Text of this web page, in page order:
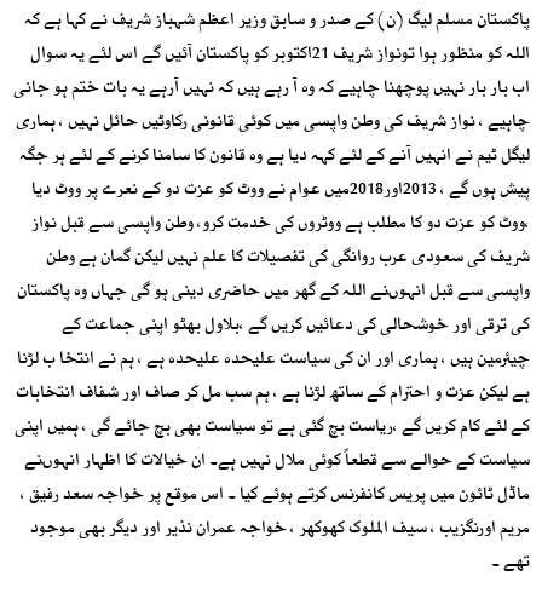
پاکستان مسلم لیگ (ن) کے صدر و سابق وزیر اعظم شہباز شریف نے کہا ہے کہ
اللہ کو منظور ہوا تونواز شریف 21اکتوبر کو پاکستان آئیں گے اس لئے یہ سوال
اب بار بار نہیں پوچھنا چاہیے کہ وہ آ رہے ہیں کہ نہیں آرہے یہ بات ختم ہو جانی
چاہیے ، نواز شریف کی وطن واپسی میں کوئی قانونی رکاوٹیں حائل نہیں ، ہماری
لیگل ٹیم نے انہیں آنے کے لئے کہہ دیا ہے وہ قانون کا سامنا کرنے کے لئے ہر جگہ
پیش ہوں گے ، 2013اور2018میں عوام نے ووٹ کو عزت دو کے نعرے پر ووٹ دیا
،ووٹ کو عزت دو کا مطلب ہے ووٹروں کی خدمت کرو، وطن واپسی سے قبل نواز
شریف کی سعودی عرب روانگی کی تفصیلات کا علم نہیں لیکن گمان ہے وطن
واپسی سے قبل انہوںنے اللہ کے گھر میں حاضری دینی ہو گی جہاں وہ پاکستان
کی ترقی اور خوشحالی کی دعائیں کریں گے ،بلاول بھٹو اپنی جماعت کے
چیئرمین ہیں ، ہماری اور ان کی سیاست علیحدہ علیحدہ ہے ، ہم نے انتخا ب لڑنا
ہے لیکن عزت و احترام کے ساتھ لڑنا ہے ، ہم سب مل کر صاف اور شفاف انتخابات
کے لئے کام کریں گے ،ریاست بچ گئی ہے تو سیاست بھی بچ جائے گی ، ہمیں اپنی
سیاست کے حوالے سے قطعاً کوئی ملال نہیں ہے۔ ان خیالات کا اظہار انہوںنے
ماڈل ٹائون میں پریس کانفرنس کرتے ہوئے کیا ۔ اس موقع پر خواجہ سعد رفیق ،
مریم اورنگزیب ، سیف الملوک کھوکھر ، خواجہ عمران نذیر اور دیگر بھی موجود
تھے ۔